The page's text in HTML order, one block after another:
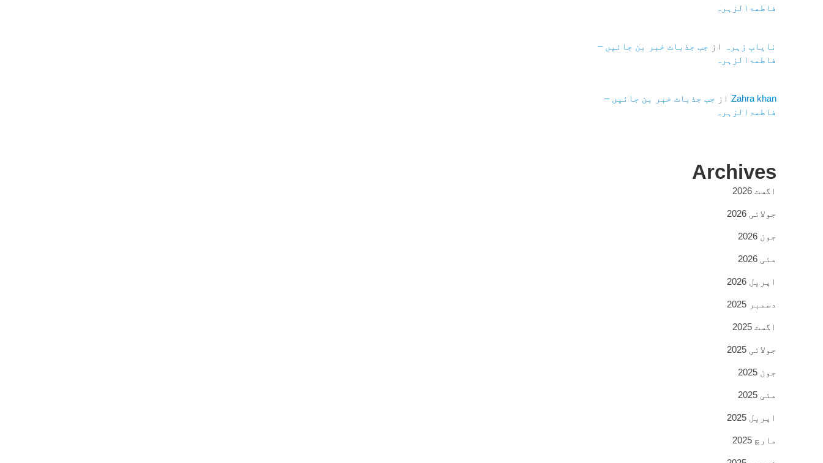
فاطمۃالزہرہ
نایاب زہرہ از جب جذبات خبر بن جائیں –
فاطمۃالزہرہ
Zahra khanاز جب جذبات خبر بن جائیں –
فاطمۃالزہرہ
Archives
اگست 2026
جولائی 2026
جون 2026
مئی 2026
اپریل 2026
دسمبر 2025
اگست 2025
جولائی 2025
جون 2025
مئی 2025
اپریل 2025
مارچ 2025